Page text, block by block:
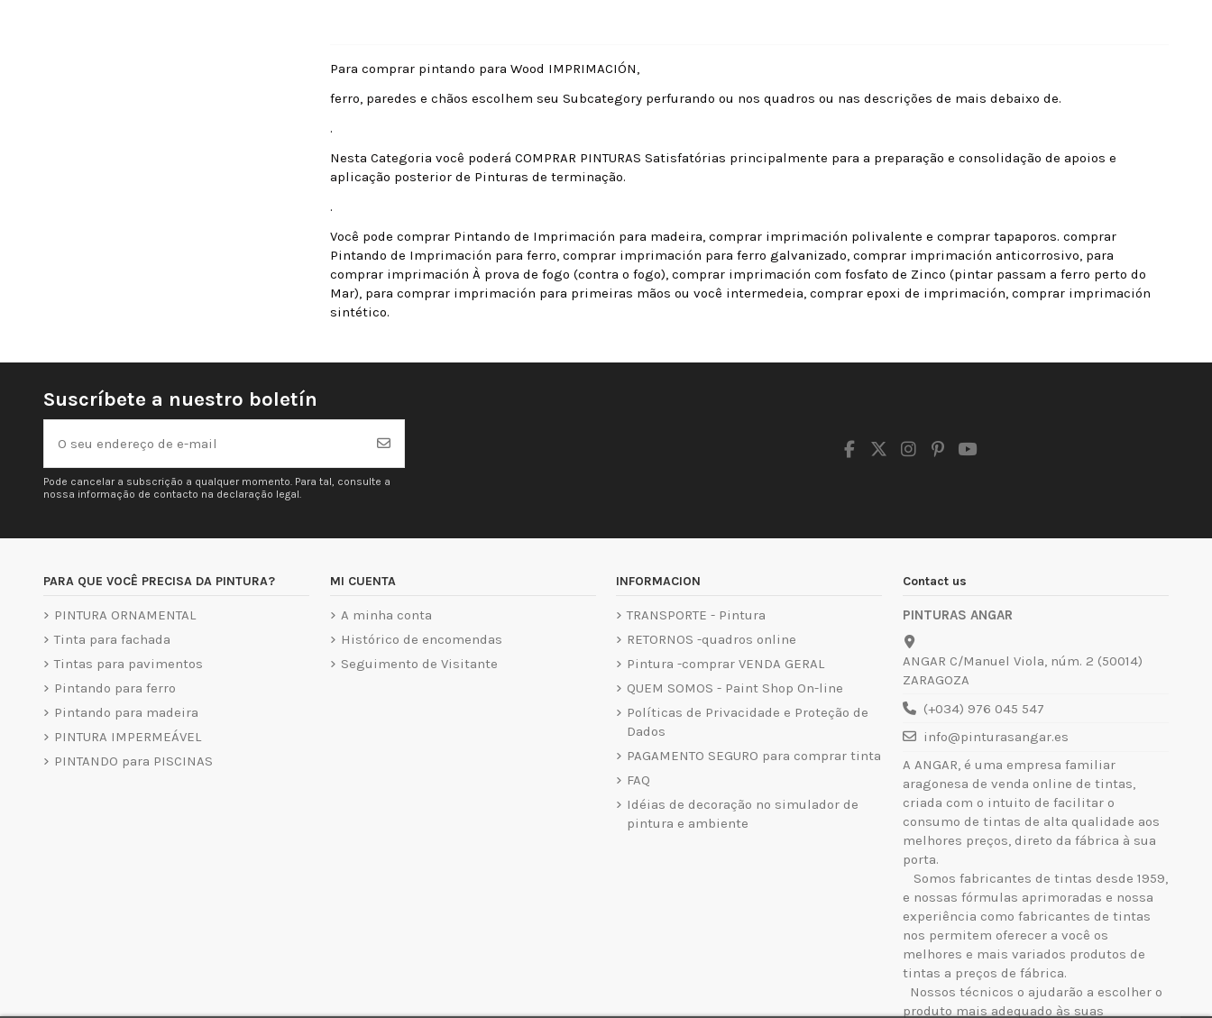
Para comprar pintando para Wood IMPRIMACIÓN,
ferro, paredes e chãos escolhem seu Subcategory perfurando ou nos quadros ou nas descrições de mais debaixo de.
.
Nesta Categoria você poderá COMPRAR PINTURAS Satisfatórias principalmente para a preparação e consolidação de apoios e
aplicação posterior de Pinturas de terminação.
.
Você pode comprar Pintando de Imprimación para madeira, comprar imprimación polivalente e comprar tapaporos. comprar
Pintando de Imprimación para ferro, comprar imprimación para ferro galvanizado, comprar imprimación anticorrosivo, para
comprar imprimación À prova de fogo (contra o fogo), comprar imprimación com fosfato de Zinco (pintar passam a ferro perto do
Mar), para comprar imprimación para primeiras mãos ou você intermedeia, comprar epoxi de imprimación, comprar imprimación
sintético.
Suscríbete a nuestro boletín
Pode cancelar a subscrição a qualquer momento. Para tal, consulte a
nossa informação de contacto na declaração legal.
PARA QUE VOCÊ PRECISA DA PINTURA?
PINTURA ORNAMENTAL
Tinta para fachada
Tintas para pavimentos
Pintando para ferro
Pintando para madeira
PINTURA IMPERMEÁVEL
PINTANDO para PISCINAS
MI CUENTA
A minha conta
Histórico de encomendas
Seguimento de Visitante
INFORMACION
TRANSPORTE - Pintura
RETORNOS -quadros online
Pintura -comprar VENDA GERAL
QUEM SOMOS - Paint Shop On-line
Políticas de Privacidade e Proteção de
Dados
PAGAMENTO SEGURO para comprar tinta
FAQ
Idéias de decoração no simulador de
pintura e ambiente
Contact us
PINTURAS ANGAR
ANGAR C/Manuel Viola, núm. 2 (50014)
ZARAGOZA
(+034) 976 045 547
info@pinturasangar.es
A ANGAR, é uma empresa familiar
aragonesa de venda online de tintas,
criada com o intuito de facilitar o
consumo de tintas de alta qualidade aos
melhores preços, direto da fábrica à sua
porta.
Somos fabricantes de tintas desde 1959,
e nossas fórmulas aprimoradas e nossa
experiência como fabricantes de tintas
nos permitem oferecer a você os
melhores e mais variados produtos de
tintas a preços de fábrica.
Nossos técnicos o ajudarão a escolher o
produto mais adequado às suas